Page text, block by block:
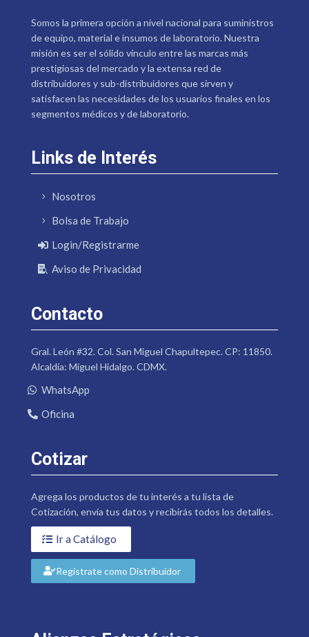
Somos la primera opción a nivel nacional para suministros
de equipo, material e insumos de laboratorio. Nuestra
misión es ser el sólido vínculo entre las marcas más
prestigiosas del mercado y la extensa red de
distribuidores y sub-distribuidores que sirven y
satisfacen las necesidades de los usuarios finales en los
segmentos médicos y de laboratorio.
Links de Interés
Nosotros
Bolsa de Trabajo
Login/Registrarme
Aviso de Privacidad
Contacto
Gral. León #32. Col. San Miguel Chapultepec. CP: 11850.
Alcaldía: Miguel Hidalgo. CDMX.
WhatsApp
Oficina
Cotizar
Agrega los productos de tu interés a tu lista de
Cotización, envía tus datos y recibirás todos los detalles.
Ir a Catálogo
Regístrate como Distribuidor